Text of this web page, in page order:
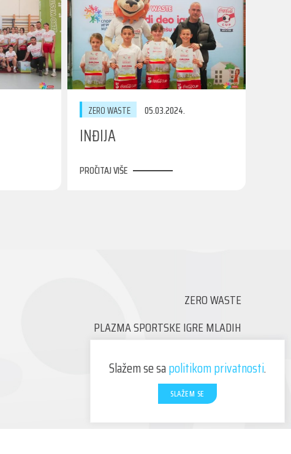
ZERO WASTE 05.03.2024.
INĐIJA
PROČITAJ VIŠE
ZERO WASTE
PLAZMA SPORTSKE IGRE MLADIH
BUDI VOLONTER!
NOVOSTI
Slažem se sapolitikom privatnosti.
SLAŽEM SE